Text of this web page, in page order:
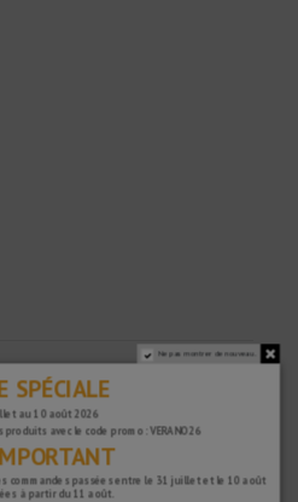
Ne pas montrer de nouveau.
SPÉCIALE
au 10 août 2026
avec le code promo : VERANO26
commandes passées entre le 31 juillet et le 10 août
à partir du 11 août.